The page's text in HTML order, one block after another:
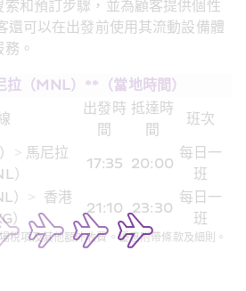
和預訂步驟，並為顧客提供個性
還可以在出發前使用其流動設備體
。
拉（MNL）**（當地時間）
出發時
間
抵達時
間
班次
> 馬尼拉
）
17:35 20:00
每日一
班
）>  香港
）
21:10 23:30
每日一
班
稅項及其他額外收費。優惠附帶條款及細則。